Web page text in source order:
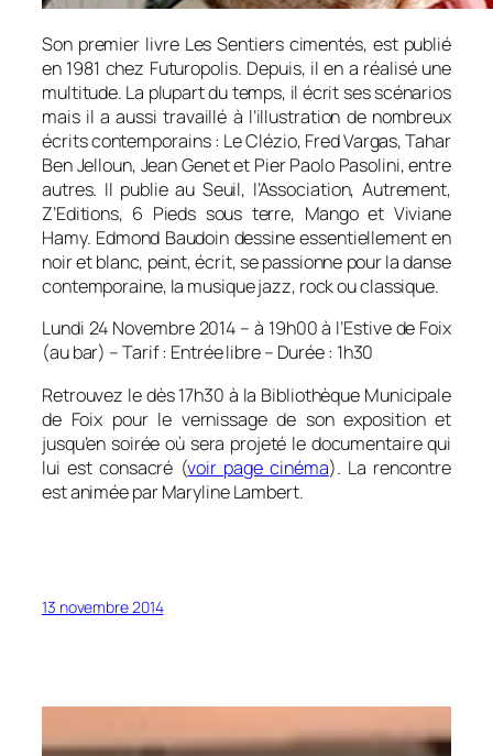
Son premier livre Les Sentiers cimentés, est publié
en 1981 chez Futuropolis. Depuis, il en a réalisé une
multitude. La plupart du temps, il écrit ses scénarios
mais il a aussi travaillé à l’illustration de nombreux
écrits contemporains : Le Clézio, Fred Vargas, Tahar
Ben Jelloun, Jean Genet et Pier Paolo Pasolini, entre
autres. Il publie au Seuil, l’Association, Autrement,
Z’Editions, 6 Pieds sous terre, Mango et Viviane
Hamy. Edmond Baudoin dessine essentiellement en
noir et blanc, peint, écrit, se passionne pour la danse
contemporaine, la musique jazz, rock ou classique.
Lundi 24 Novembre 2014 – à 19h00 à l’Estive de Foix
(au bar) – Tarif : Entrée libre – Durée : 1h30
Retrouvez le dès 17h30 à la Bibliothèque Municipale
de Foix pour le vernissage de son exposition et
jusqu’en soirée où sera projeté le documentaire qui
lui est consacré (voir page cinéma). La rencontre
est animée par Maryline Lambert.
13 novembre 2014